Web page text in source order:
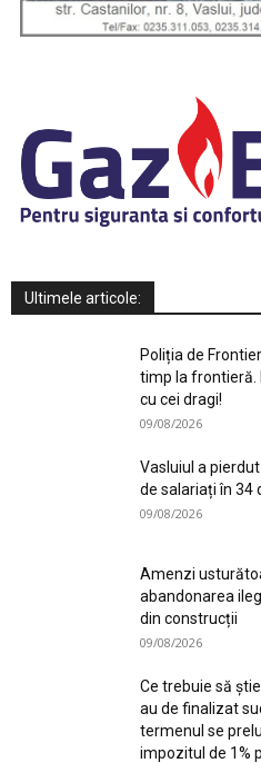
Ultimele articole:
Poliția de
timp la frontieră.
cu cei dragi!
09/08/2026
Vasluiul a
de salariați în 34
09/08/2026
Amenzi
abandonarea
din construcții
09/08/2026
Ce trebuie să
au de finalizat
termenul se
impozitul de 1%